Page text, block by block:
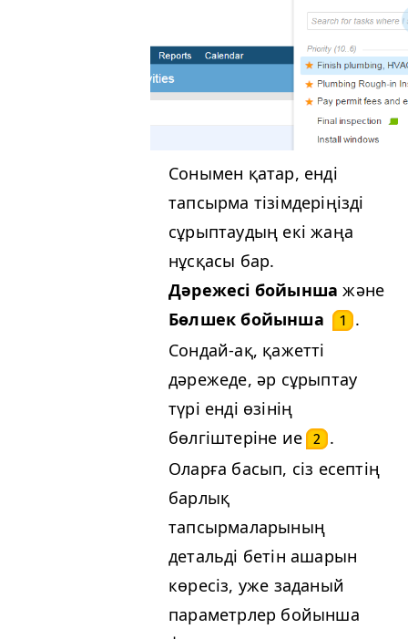
Сонымен қатар, енді
тапсырма тізімдеріңізді
сұрыптаудың екі жаңа
нұсқасы бар.
Дәрежесі бойынша және
Бөлшек бойынша
1
.
Сондай-ақ, қажетті
дәрежеде, әр сұрыптау
түрі енді өзінің
бөлгіштеріне ие
2
.
Оларға басып, сіз есептің
барлық
тапсырмаларының
детальді бетін ашарын
көресіз, уже заданый
параметрлер бойынша